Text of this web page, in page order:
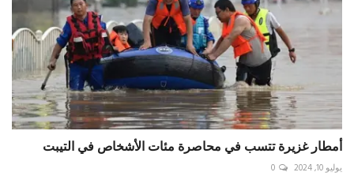
أمطار غزيرة تتسب في محاصرة مئات الأشخاص في التيبت
يوليو 10, 2024 0